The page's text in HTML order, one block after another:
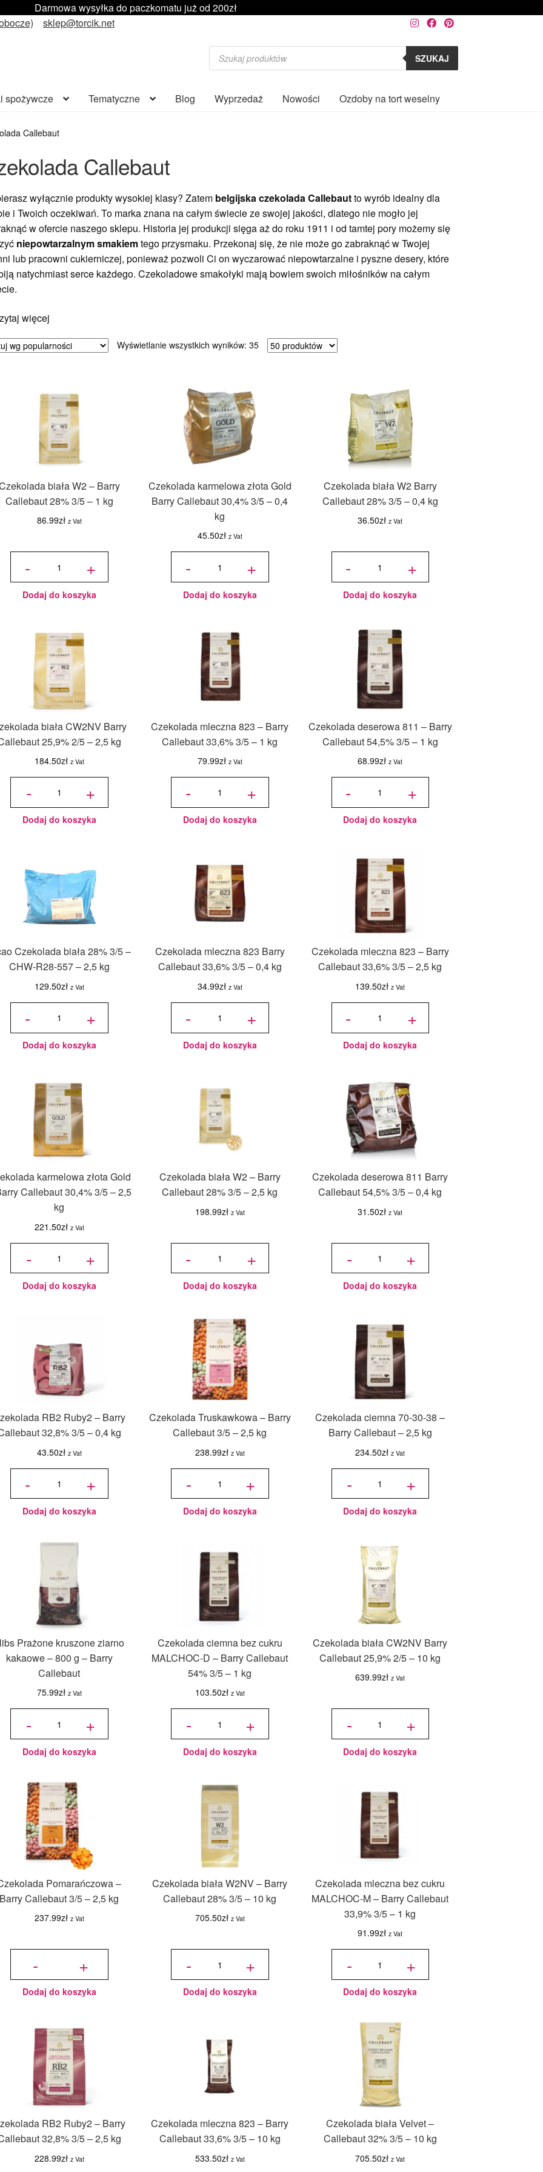
Darmowa wysyłka do paczkomatu już od 200zł
sklep@torcik.net
Wyszukiwarka
produktów SZUKAJ
spożywcze Tematyczne Blog Wyprzedaż Nowości Ozdoby na tort weselny
Callebaut
Callebaut
wyłącznie produkty wysokiej klasy? Zatem belgijska czekolada Callebautto wyrób idealny dla
i Twoich oczekiwań. To marka znana na całym świecie ze swojej jakości, dlatego nie mogło jej
w ofercie naszego sklepu. Historia jej produkcji sięga aż do roku 1911 i od tamtej pory możemy się
niepowtarzalnym smakiemtego przysmaku. Przekonaj się, że nie możegozabraknąć w Twojej
lub pracowni cukierniczej, ponieważ pozwoli Ci on wyczarować niepowtarzalne i pyszne desery, które
natychmiast serce każdego. Czekoladowe smakołyki mają bowiem swoich miłośników na całym
więcej
Wyświetlanie wszystkich wyników: 35Posortowane
biała W2 – Barry
Callebaut 28% 3/5 – 1 kg
86.99zł z Vat
-
ilość
Barry
Callebaut
1 kg +
Dodaj do koszyka
Czekolada karmelowa złota Gold
Barry Callebaut 30,4% 3/5 – 0,4
kg
45.50zł z Vat
-
ilość
złota Gold
Barry
30,4% 3/5
- 0,4 kg
+
Dodaj do koszyka
Czekolada biała W2 Barry
Callebaut 28% 3/5 – 0,4 kg
36.50zł z Vat
-
ilość
Barry
Callebaut
0,4 kg +
Dodaj do koszyka
biała CW2NV Barry
25,9% 2/5 – 2,5 kg
184.50zł z Vat
-
ilość
CW2NV
Barry
25,9% 2/5
- 2,5 kg
+
Dodaj do koszyka
Czekolada mleczna 823 – Barry
Callebaut 33,6% 3/5 – 1 kg
79.99zł z Vat
-
ilość
823 -
Barry
33,6% 3/5
- 1 kg
+
Dodaj do koszyka
Czekolada deserowa 811 – Barry
Callebaut 54,5% 3/5 – 1 kg
68.99zł z Vat
-
ilość
811 -
Barry
54,5% 3/5
- 1 kg
+
Dodaj do koszyka
Czekolada biała 28% 3/5 –
CHW-R28-557 – 2,5 kg
129.50zł z Vat
-
ilość Sicao
3/5 -
CHW- +
Dodaj do koszyka
Czekolada mleczna 823 Barry
Callebaut 33,6% 3/5 – 0,4 kg
34.99zł z Vat
-
ilość
823 Barry
Callebaut +
Dodaj do koszyka
Czekolada mleczna 823 – Barry
Callebaut 33,6% 3/5 – 2,5 kg
139.50zł z Vat
-
ilość
823 -
Barry
- 2,5 kg
+
Dodaj do koszyka
karmelowa złota Gold
Callebaut 30,4% 3/5 – 2,5
kg
221.50zł z Vat
-
ilość
złota Gold
- Barry
30,4% 3/5
- 2,5 kg
+
Dodaj do koszyka
Czekolada biała W2 – Barry
Callebaut 28% 3/5 – 2,5 kg
198.99zł z Vat
-
ilość
Barry
Callebaut
2,5 kg +
Dodaj do koszyka
Czekolada deserowa 811 Barry
Callebaut 54,5% 3/5 – 0,4 kg
31.50zł z Vat
-
ilość
811 Barry
Callebaut
- 0,4 kg +
Dodaj do koszyka
RB2 Ruby2 – Barry
32,8% 3/5 – 0,4 kg
43.50zł z Vat
-
ilość
Ruby2 -
Barry
32,8% 3/5
- 0,4 kg
+
Dodaj do koszyka
Czekolada Truskawkowa – Barry
Callebaut 3/5 – 2,5 kg
238.99zł z Vat
-
ilość
Truskawkowa
- Barry
Callebaut 3/5 +
Dodaj do koszyka
Czekolada ciemna 70-30-38 –
Barry Callebaut – 2,5 kg
234.50zł z Vat
-
ilość
70-30-38 -
Barry
- 2,5 kg +
Dodaj do koszyka
Prażone kruszone ziarno
kakaowe – 800 g – Barry
Callebaut
75.99zł z Vat
-
ilość Nibs
ziarno
kakaowe
Barry
Callebaut
+
Dodaj do koszyka
Czekolada ciemna bez cukru
MALCHOC-D – Barry Callebaut
54% 3/5 – 1 kg
103.50zł z Vat
-
ilość
cukru
MALCHOC-
Callebaut
54% 3/5 - 1
+
Dodaj do koszyka
Czekolada biała CW2NV Barry
Callebaut 25,9% 2/5 – 10 kg
639.99zł z Vat
-
ilość
CW2NV
Barry
25,9% 2/5
- 10 kg
+
Dodaj do koszyka
Pomarańczowa –
Barry Callebaut 3/5 – 2,5 kg
237.99zł z Vat
-
ilość
- Barry
Callebaut 3/5 - +
Dodaj do koszyka
Czekolada biała W2NV – Barry
Callebaut 28% 3/5 – 10 kg
705.50zł z Vat
-
ilość
W2NV -
Barry
28% 3/5 -
10 kg
+
Dodaj do koszyka
Czekolada mleczna bez cukru
MALCHOC-M – Barry Callebaut
33,9% 3/5 – 1 kg
91.99zł z Vat
-
ilość
bez cukru
MALCHOC-
Callebaut
33,9% 3/5 -
+
Dodaj do koszyka
RB2 Ruby2 – Barry
32,8% 3/5 – 2,5 kg
228.99zł z Vat
Czekolada mleczna 823 – Barry
Callebaut 33,6% 3/5 – 10 kg
533.50zł z Vat
Czekolada biała Velvet –
Callebaut 32% 3/5 – 10 kg
705.50zł z Vat